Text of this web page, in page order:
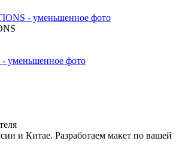
и Китае. Разработаем макет по вашей